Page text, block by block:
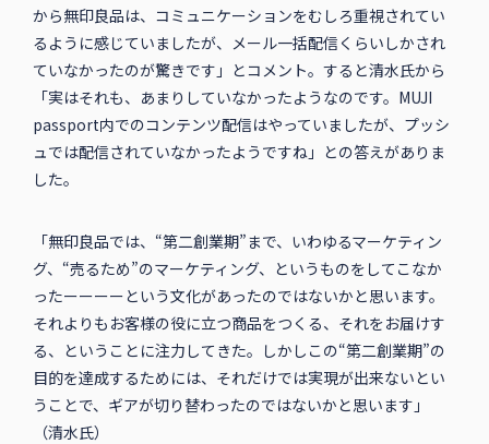
から無印良品は、コミュニケーションをむしろ重視されてい
るように感じていましたが、メール一括配信くらいしかされ
ていなかったのが驚きです」とコメント。すると清水氏から
「実はそれも、あまりしていなかったようなのです。MUJI
passport内でのコンテンツ配信はやっていましたが、プッシ
ュでは配信されていなかったようですね」との答えがありま
した。
「無印良品では、“第二創業期”まで、いわゆるマーケティン
グ、“売るため”のマーケティング、というものをしてこなか
ったーーーーという文化があったのではないかと思います。
それよりもお客様の役に立つ商品をつくる、それをお届けす
る、ということに注力してきた。しかしこの“第二創業期”の
目的を達成するためには、それだけでは実現が出来ないとい
うことで、ギアが切り替わったのではないかと思います」
（清水氏）